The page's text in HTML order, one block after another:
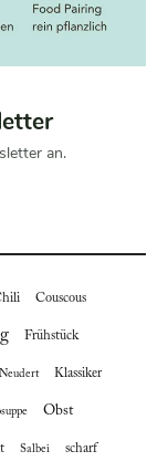
an.
Couscous
Frühstück
Klassiker
Obst
Salbei scharf